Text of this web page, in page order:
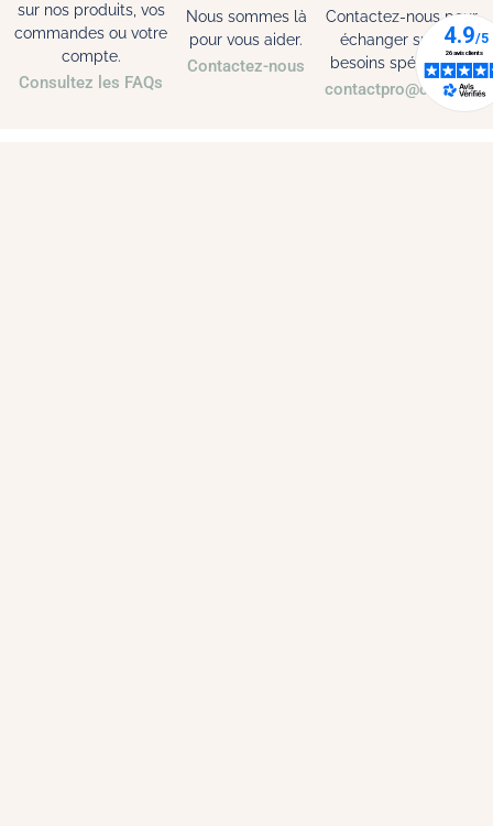
sur nos produits, vos
commandes ou votre
compte.
Consultez les FAQs
Nous sommes là
pour vous aider.
Contactez-nous
Contactez-nous pour
échanger sur vos
besoins spécifiques.